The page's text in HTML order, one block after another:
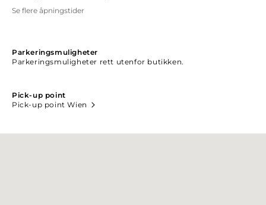
Se flere åpningstider
Parkeringsmuligheter
Parkeringsmuligheter rett utenfor butikken.
Pick-up point
Pick-up point Wien